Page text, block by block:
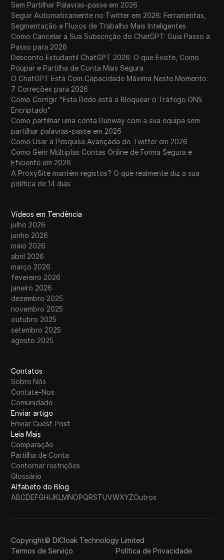
Sem Partilhar Palavras-passe em 2026
Seguir Automaticamente no Twitter em 2026: Ferramentas,
Segmentação e Fluxos de Trabalho Mais Inteligentes
Como Cancelar a Sua Subscrição do ChatGPT: Guia Passo a
Passo para 2026
Desconto Estudantil ChatGPT 2026: O que Existe, Como
Poupar e Partilha de Conta Mais Segura
O ChatGPT Está Com Capacidade Máxima Neste Momento:
7 Correções para 2026
Como Corrigir "Esta Rede está a Bloquear o Tráfego DNS
Encriptado"
Como partilhar uma conta Runway com a sua equipa sem
partilhar palavras-passe em 2026
Como Usar a Pesquisa Avançada do Twitter em 2026
Como Gerir Múltiplas Contas Online de Forma Segura e
Eficiente em 2026
A ProxySite mantém registos? O que realmente diz a sua
política de 14 dias
Vídeos em Tendência
julho 2026
junho 2026
maio 2026
abril 2026
março 2026
fevereiro 2026
janeiro 2026
dezembro 2025
novembro 2025
outubro 2025
setembro 2025
agosto 2025
Contatos
Sobre Nós
Contate-Nos
Comunidade
Enviar artigo
Enviar Guest Post
Leia Mais
Comparação
Partilha de Conta
Contornar restrições
Glossário
Alfabeto do Blog
ABCDEFGHIJKLMNOPQRSTUVWXYZOutros
Copyright© DICloak Technology Limited
Termos de Serviço
Política de Privacidade